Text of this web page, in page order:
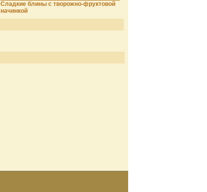
Сладкие блины с творожно-фруктовой
начинкой